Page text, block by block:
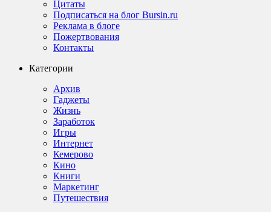
Цитаты
Подписаться на блог Bursin.ru
Реклама в блоге
Пожертвования
Контакты
Категории
Архив
Гаджеты
Жизнь
Заработок
Игры
Интернет
Кемерово
Кино
Книги
Маркетинг
Путешествия